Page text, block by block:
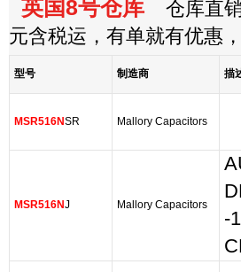
英国8号仓库 仓库直销
元含税运，有单就有优惠
型号 制造商 描
MSR516NSR Mallory Capacitors
MSR516NJ Mallory Capacitors
-